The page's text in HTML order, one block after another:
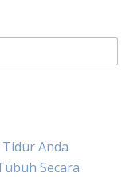
Anda
Secara